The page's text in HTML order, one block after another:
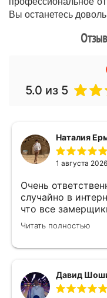
Вы останетесь
5.0 из 5
Наталия
1 августа 2026
Очень
случайно в
что все
улетать, очень
замерщик Денис,
Читать полностью
Давид